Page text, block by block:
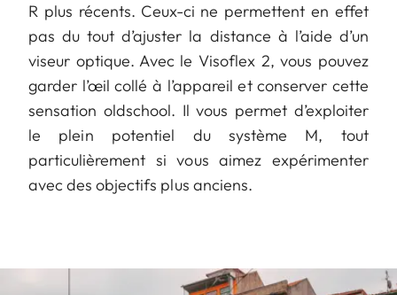
R plus récents. Ceux-ci ne permettent en effet
pas du tout d’ajuster la distance à l’aide d’un
viseur optique. Avec le Visoflex 2, vous pouvez
garder l’œil collé à l’appareil et conserver cette
sensation oldschool. Il vous permet d’exploiter
le plein potentiel du système M, tout
particulièrement si vous aimez expérimenter
avec des objectifs plus anciens.